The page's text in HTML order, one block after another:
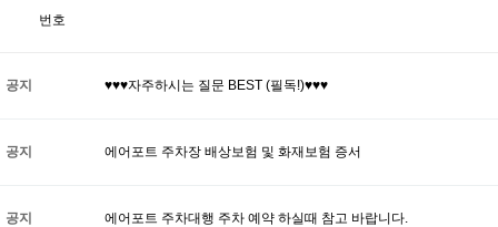
번호
공지 ♥♥♥자주하시는 질문 BEST (필독!)♥♥♥
공지 에어포트 주차장 배상보험 및 화재보험 증서
공지 에어포트 주차대행 주차 예약 하실때 참고 바랍니다.